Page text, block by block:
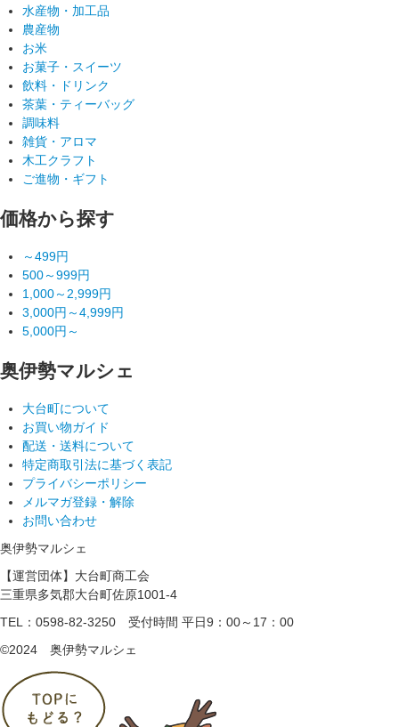
水産物・加工品
農産物
お米
お菓子・スイーツ
飲料・ドリンク
茶葉・ティーバッグ
調味料
雑貨・アロマ
木工クラフト
ご進物・ギフト
価格から探す
～499円
500～999円
1,000～2,999円
3,000円～4,999円
5,000円～
奥伊勢マルシェ
大台町について
お買い物ガイド
配送・送料について
特定商取引法に基づく表記
プライバシーポリシー
メルマガ登録・解除
お問い合わせ
奥伊勢マルシェ
【運営団体】大台町商工会
三重県多気郡大台町佐原1001-4
TEL：0598-82-3250 受付時間 平日9：00～17：00
©2024 奥伊勢マルシェ